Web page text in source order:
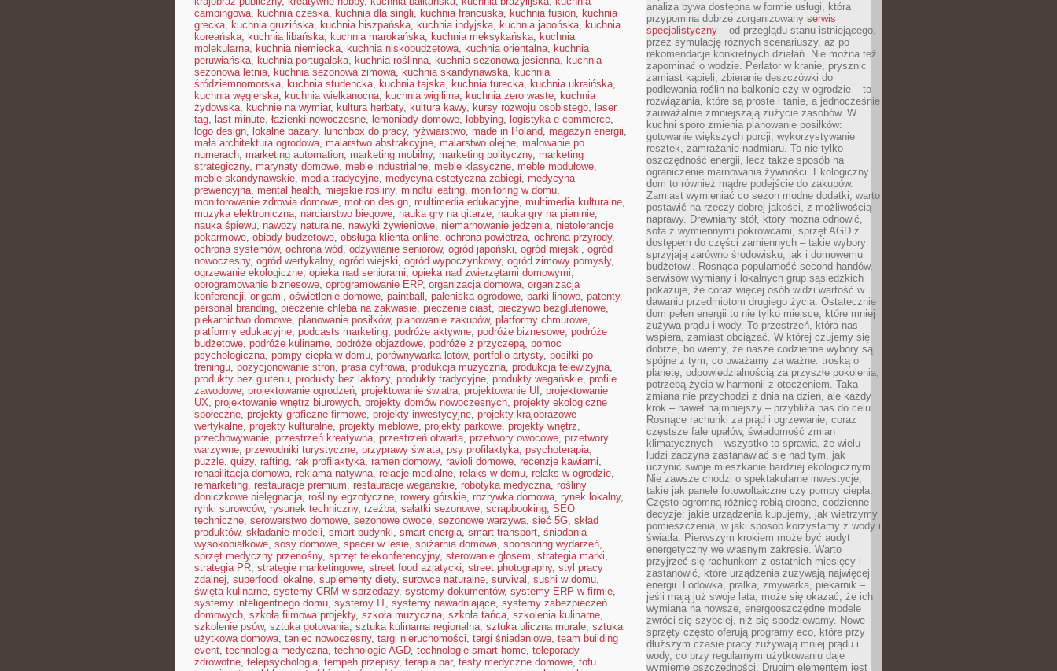
campingowa, kuchnia czeska, kuchnia dla singli, kuchnia francuska, kuchnia fusion, kuchnia
grecka, kuchnia gruzińska, kuchnia hiszpańska, kuchnia indyjska, kuchnia japońska, kuchnia
koreańska, kuchnia libańska, kuchnia marokańska, kuchnia meksykańska, kuchnia
molekularna, kuchnia niemiecka, kuchnia niskobudżetowa, kuchnia orientalna, kuchnia
peruwiańska, kuchnia portugalska, kuchnia roślinna, kuchnia sezonowa jesienna, kuchnia
sezonowa letnia, kuchnia sezonowa zimowa, kuchnia skandynawska, kuchnia
śródziemnomorska, kuchnia studencka, kuchnia tajska, kuchnia turecka, kuchnia ukraińska,
kuchnia węgierska, kuchnia wielkanocna, kuchnia wigilijna, kuchnia zero waste, kuchnia
żydowska, kuchnie na wymiar, kultura herbaty, kultura kawy, kursy rozwoju osobistego, laser
tag, last minute, łazienki nowoczesne, lemoniady domowe, lobbying, logistyka e-commerce,
logo design, lokalne bazary, lunchbox do pracy, łyżwiarstwo, made in Poland, magazyn energii,
mała architektura ogrodowa, malarstwo abstrakcyjne, malarstwo olejne, malowanie po
numerach, marketing automation, marketing mobilny, marketing polityczny, marketing
strategiczny, marynaty domowe, meble industrialne, meble klasyczne, meble modułowe,
meble skandynawskie, media tradycyjne, medycyna estetyczna zabiegi, medycyna
prewencyjna, mental health, miejskie rośliny, mindful eating, monitoring w domu,
monitorowanie zdrowia domowe, motion design, multimedia edukacyjne, multimedia kulturalne,
muzyka elektroniczna, narciarstwo biegowe, nauka gry na gitarze, nauka gry na pianinie,
nauka śpiewu, nawozy naturalne, nawyki żywieniowe, niemarnowanie jedzenia, nietolerancje
pokarmowe, obiady budżetowe, obsługa klienta online, ochrona powietrza, ochrona przyrody,
ochrona systemów, ochrona wód, odżywianie seniorów, ogród japoński, ogród miejski, ogród
nowoczesny, ogród wertykalny, ogród wiejski, ogród wypoczynkowy, ogród zimowy pomysły,
ogrzewanie ekologiczne, opieka nad seniorami, opieka nad zwierzętami domowymi,
oprogramowanie biznesowe, oprogramowanie ERP, organizacja domowa, organizacja
konferencji, origami, oświetlenie domowe, paintball , paleniska ogrodowe, parki linowe, patenty,
personal branding, pieczenie chleba na zakwasie, pieczenie ciast, pieczywo bezglutenowe,
piekarnictwo domowe, planowanie posiłków, planowanie zakupów, platformy chmurowe,
platformy edukacyjne, podcasts marketing, podróże aktywne, podróże biznesowe, podróże
budżetowe, podróże kulinarne, podróże objazdowe, podróże z przyczepą, pomoc
psychologiczna, pompy ciepła w domu, porównywarka lotów, portfolio artysty, posiłki po
treningu, pozycjonowanie stron, prasa cyfrowa, produkcja muzyczna, produkcja telewizyjna,
produkty bez glutenu, produkty bez laktozy, produkty tradycyjne, produkty wegańskie, profile
zawodowe, projektowanie ogrodzeń, projektowanie światła, projektowanie UI , projektowanie
UX, projektowanie wnętrz biurowych, projekty domów nowoczesnych, projekty ekologiczne
społeczne, projekty graficzne firmowe, projekty inwestycyjne, projekty krajobrazowe
wertykalne, projekty kulturalne, projekty meblowe, projekty parkowe, projekty wnętrz,
przechowywanie, przestrzeń kreatywna, przestrzeń otwarta, przetwory owocowe, przetwory
warzywne, przewodniki turystyczne, przyprawy świata, psy profilaktyka, psychoterapia,
puzzle, quizy, rafting, rak profilaktyka, ramen domowy, ravioli domowe, recenzje kawiarni,
rehabilitacja domowa, reklama natywna, relacje medialne, relaks w domu, relaks w ogrodzie,
remarketing, restauracje premium, restauracje wegańskie, robotyka medyczna, rośliny
doniczkowe pielęgnacja, rośliny egzotyczne, rowery górskie, rozrywka domowa, rynek lokalny,
rynki surowców, rysunek techniczny, rzeźba, sałatki sezonowe, scrapbooking, SEO
techniczne, serowarstwo domowe, sezonowe owoce, sezonowe warzywa, sieć 5G, skład
produktów, składanie modeli, smart budynki, smart energia, smart transport, śniadania
wysokobiałkowe, sosy domowe, spacer w lesie, spiżarnia domowa, sponsoring wydarzeń,
sprzęt medyczny przenośny, sprzęt telekonferencyjny, sterowanie głosem, strategia marki,
strategia PR, strategie marketingowe, street food azjatycki, street photography, styl pracy
zdalnej, superfood lokalne, suplementy diety, surowce naturalne, survival , sushi w domu,
święta kulinarne, systemy CRM w sprzedaży, systemy dokumentów, systemy ERP w firmie,
systemy inteligentnego domu, systemy IT, systemy nawadniające, systemy zabezpieczeń
domowych, szkoła filmowa projekty, szkoła muzyczna, szkoła tańca, szkolenia kulinarne,
szkolenie psów, sztuka gotowania, sztuka kulinarna regionalna, sztuka uliczna murale, sztuka
użytkowa domowa, taniec nowoczesny, targi nieruchomości, targi śniadaniowe, team building
event, technologia medyczna, technologie AGD, technologie smart home, teleporady
zdrowotne, telepsychologia, tempeh przepisy, terapia par, testy medyczne domowe, tofu
analiza bywa dostępna w formie usługi, która
przypomina dobrze zorganizowany serwis
specjalistyczny – od przeglądu stanu istniejącego,
przez symulację różnych scenariuszy, aż po
rekomendacje konkretnych działań. Nie można też
zapominać o wodzie. Perlator w kranie, prysznic
zamiast kąpieli, zbieranie deszczówki do
podlewania roślin na balkonie czy w ogrodzie – to
rozwiązania, które są proste i tanie, a jednocześnie
zauważalnie zmniejszają zużycie zasobów. W
kuchni sporo zmienia planowanie posiłków:
gotowanie większych porcji, wykorzystywanie
resztek, zamrażanie nadmiaru. To nie tylko
oszczędność energii, lecz także sposób na
ograniczenie marnowania żywności. Ekologiczny
dom to również mądre podejście do zakupów.
Zamiast wymieniać co sezon modne dodatki, warto
postawić na rzeczy dobrej jakości, z możliwością
naprawy. Drewniany stół, który można odnowić,
sofa z wymiennymi pokrowcami, sprzęt AGD z
dostępem do części zamiennych – takie wybory
sprzyjają zarówno środowisku, jak i domowemu
budżetowi. Rosnąca popularność second handów,
serwisów wymiany i lokalnych grup sąsiedzkich
pokazuje, że coraz więcej osób widzi wartość w
dawaniu przedmiotom drugiego życia. Ostatecznie
dom pełen energii to nie tylko miejsce, które mniej
zużywa prądu i wody. To przestrzeń, która nas
wspiera, zamiast obciążać. W której czujemy się
dobrze, bo wiemy, że nasze codzienne wybory są
spójne z tym, co uważamy za ważne: troską o
planetę, odpowiedzialnością za przyszłe pokolenia,
potrzebą życia w harmonii z otoczeniem. Taka
zmiana nie przychodzi z dnia na dzień, ale każdy
krok – nawet najmniejszy – przybliża nas do celu.
Rosnące rachunki za prąd i ogrzewanie, coraz
częstsze fale upałów, świadomość zmian
klimatycznych – wszystko to sprawia, że wielu
ludzi zaczyna zastanawiać się nad tym, jak
uczynić swoje mieszkanie bardziej ekologicznym.
Nie zawsze chodzi o spektakularne inwestycje,
takie jak panele fotowoltaiczne czy pompy ciepła.
Często ogromną różnicę robią drobne, codzienne
decyzje: jakie urządzenia kupujemy, jak wietrzymy
pomieszczenia, w jaki sposób korzystamy z wody i
światła. Pierwszym krokiem może być audyt
energetyczny we własnym zakresie. Warto
przyjrzeć się rachunkom z ostatnich miesięcy i
zastanowić, które urządzenia zużywają najwięcej
energii. Lodówka, pralka, zmywarka, piekarnik –
jeśli mają już swoje lata, może się okazać, że ich
wymiana na nowsze, energooszczędne modele
zwróci się szybciej, niż się spodziewamy. Nowe
sprzęty często oferują programy eco, które przy
dłuższym czasie pracy zużywają mniej prądu i
wody, co przy regularnym użytkowaniu daje
wymierne oszczędności. Drugim elementem jest